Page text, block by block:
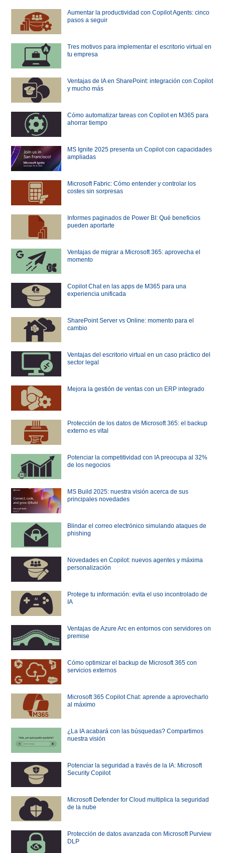
Aumentar la productividad con Copilot Agents: cinco
pasos a seguir
Tres motivos para implementar el escritorio virtual en
tu empresa
Ventajas de IA en SharePoint: integración con Copilot
y mucho más
Cómo automatizar tareas con Copilot en M365 para
ahorrar tiempo
MS Ignite 2025 presenta un Copilot con capacidades
ampliadas
Microsoft Fabric: Cómo entender y controlar los
costes sin sorpresas
Informes paginados de Power BI: Qué beneficios
pueden aportarte
Ventajas de migrar a Microsoft 365: aprovecha el
momento
Copilot Chat en las apps de M365 para una
experiencia unificada
SharePoint Server vs Online: momento para el
cambio
Ventajas del escritorio virtual en un caso práctico del
sector legal
Mejora la gestión de ventas con un ERP integrado
Protección de los datos de Microsoft 365: el backup
externo es vital
Potenciar la competitividad con IA preocupa al 32%
de los negocios
MS Build 2025: nuestra visión acerca de sus
principales novedades
Blindar el correo electrónico simulando ataques de
phishing
Novedades en Copilot: nuevos agentes y máxima
personalización
Protege tu información: evita el uso incontrolado de
IA
Ventajas de Azure Arc en entornos con servidores on
premise
Cómo optimizar el backup de Microsoft 365 con
servicios externos
Microsoft 365 Copilot Chat: aprende a aprovecharlo
al máximo
¿La IA acabará con las búsquedas? Compartimos
nuestra visión
Potenciar la seguridad a través de la IA: Microsoft
Security Copilot
Microsoft Defender for Cloud multiplica la seguridad
de la nube
Protección de datos avanzada con Microsoft Purview
DLP